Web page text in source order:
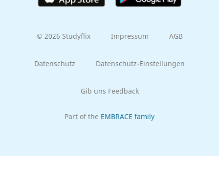
© 2026 Studyflix Impressum AGB
Datenschutz Datenschutz-Einstellungen
Gib uns Feedback
Part of the EMBRACE family